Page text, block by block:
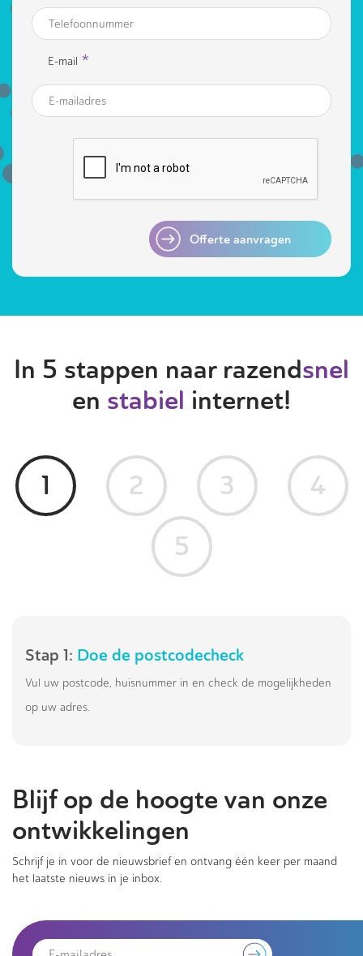
E-mail *
Offerte aanvragen
In 5 stappen naar razendsnel
en stabiel internet!
1 2 3
4
5
Stap 1: Doe de postcodecheck
Vul uw postcode, huisnummer in en check de mogelijkheden
op uw adres.
Blijf op de hoogte van onze
ontwikkelingen
Schrijf je in voor de nieuwsbrief en ontvang één keer per maand
het laatste nieuws in je inbox.